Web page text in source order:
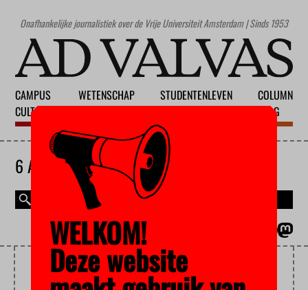
Onafhankelijke journalistiek over de Vrije Universiteit Amsterdam | Sinds 1953
CAMPUS
CULTUUR
WETENSCHAP
STUDENTENLEVEN
COLUMN
BLOG
6 AUGUSTUS 2026
SEKSUEEL GEWELD
WELKOM!
Deze website